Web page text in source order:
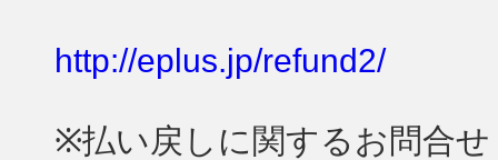
http://eplus.jp/refund2/
※払い戻しに関するお問合せ